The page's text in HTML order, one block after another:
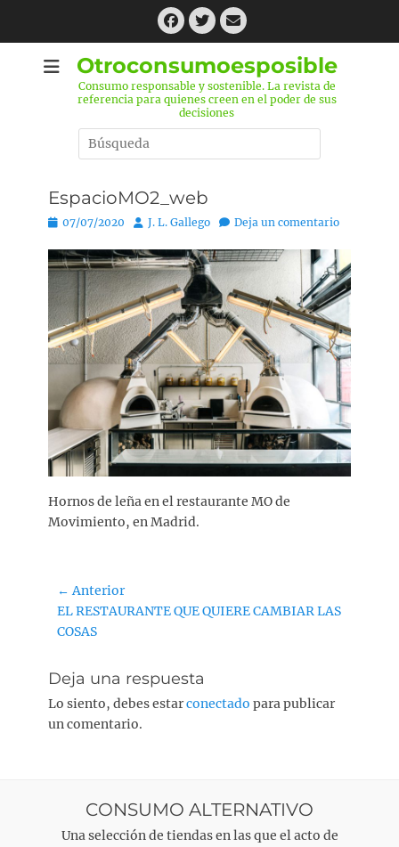
Facebook
TwitterCorreo
electrónico
Otroconsumoesposible
Consumo responsable y sostenible. La revista de
referencia para quienes creen en el poder de sus
decisiones
Buscar
por:
EspacioMO2_web
P
b
l
i
a
d
o
07/07/2020
A
t
o
r
J. L. Gallego Deja un comentario
Hornos de leña en el restaurante MO de
Movimiento, en Madrid.
Navegación
de
entradas
← Anterior
Entrada
anterior:
EL RESTAURANTE QUE QUIERE CAMBIAR LAS
COSAS
Deja una respuesta
Lo siento, debes estarconectado para publicar
un comentario.
CONSUMO ALTERNATIVO
Una selección de tiendas en las que el acto de